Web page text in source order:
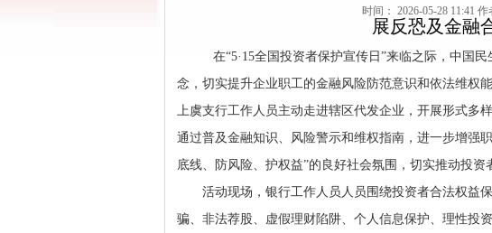
展反恐及金融
时间： 2026-05-28 11:41
在“5·15全国投资者保护宣传日”来临之际，中国
念，切实提升企业职工的金融风险防范意识和依法维权
上虞支行工作人员主动走进辖区代发企业，开展形式多
通过普及金融知识、风险警示和维权指南，进一步增强
底线、防风险、护权益”的良好社会氛围，切实推动投资
活动现场，银行工作人员人员围绕投资者合法权益
骗、非法荐股、虚假理财陷阱、个人信息保护、理性投